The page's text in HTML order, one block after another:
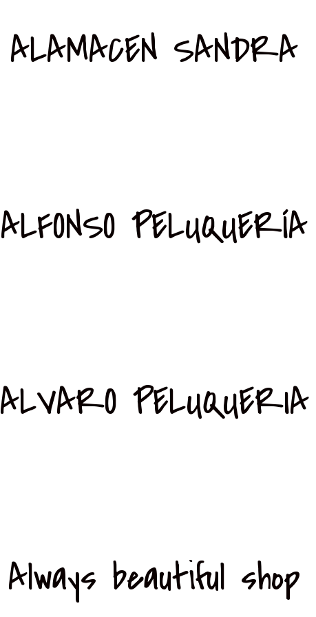
ALAMACEN SANDRA
ALFONSO PELUQUERÍA
ALVARO PELUQUERIA
Always beautiful shop